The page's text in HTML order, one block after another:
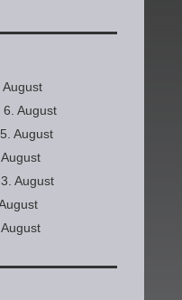
August
August
August